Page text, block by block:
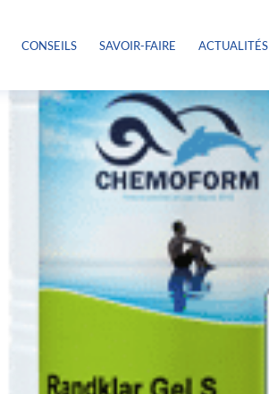
CONSEILS SAVOIR-FAIRE ACTUALITÉS